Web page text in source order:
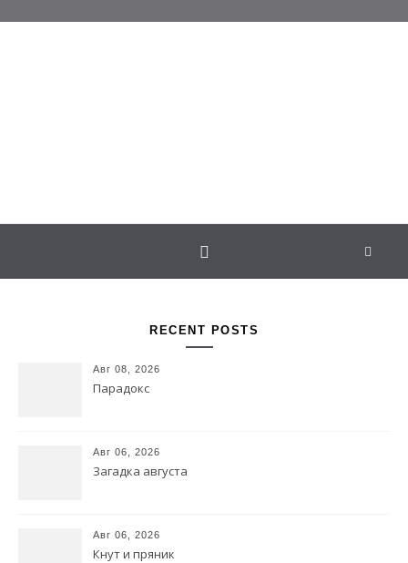
RECENT POSTS
Авг 08, 2026
Парадокс
Авг 06, 2026
Загадка августа
Авг 06, 2026
Кнут и пряник